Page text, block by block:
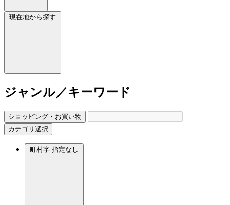
現在地から探す
ジャンル／キーワード
ショッピング・お買い物
カテゴリ選択
町村字 指定なし